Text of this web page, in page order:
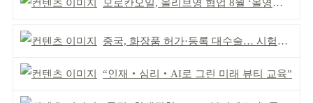
모로칸오일, 올리브영 협업 8월 ‘올영픽’ 선정
중국, 화장품 허가·등록 대수술… 시험자료 공용 허용
“인재‧심리‧AI로 그린 미래 뷰티 교육”